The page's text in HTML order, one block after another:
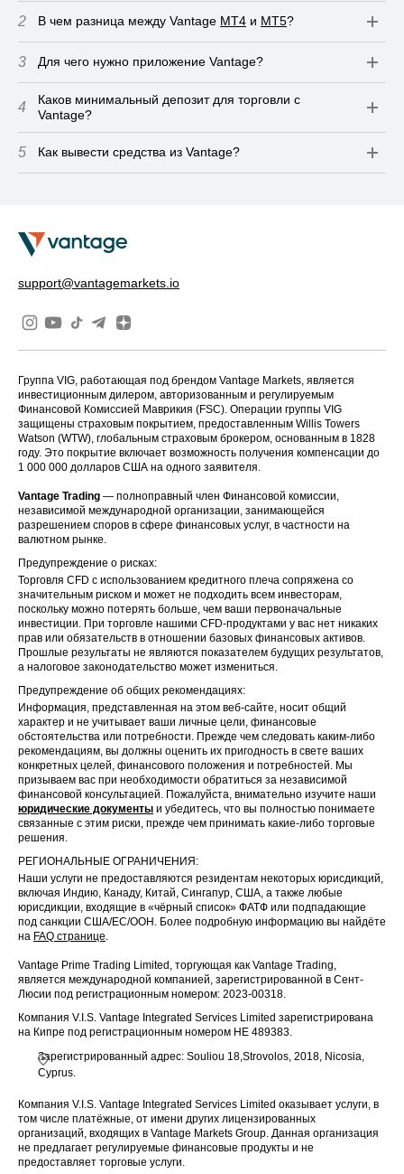
2 В чем разница между Vantage MT4 и MT5?
3 Для чего нужно приложение Vantage?
4
Каков минимальный депозит для торговли с
Vantage?
5 Как вывести средства из Vantage?
support@vantagemarkets.io
Группа VIG, работающая под брендом Vantage Markets, является
инвестиционным дилером, авторизованным и регулируемым
Финансовой Комиссией Маврикия (FSC). Операции группы VIG
защищены страховым покрытием, предоставленным Willis Towers
Watson (WTW), глобальным страховым брокером, основанным в 1828
году. Это покрытие включает возможность получения компенсации до
1 000 000 долларов США на одного заявителя.
Vantage Trading — полноправный член Финансовой комиссии,
независимой международной организации, занимающейся
разрешением споров в сфере финансовых услуг, в частности на
валютном рынке.
Предупреждение о рисках:
Торговля CFD с использованием кредитного плеча сопряжена со
значительным риском и может не подходить всем инвесторам,
поскольку можно потерять больше, чем ваши первоначальные
инвестиции. При торговле нашими CFD-продуктами у вас нет никаких
прав или обязательств в отношении базовых финансовых активов.
Прошлые результаты не являются показателем будущих результатов,
а налоговое законодательство может измениться.
Предупреждение об общих рекомендациях:
Информация, представленная на этом веб-сайте, носит общий
характер и не учитывает ваши личные цели, финансовые
обстоятельства или потребности. Прежде чем следовать каким-либо
рекомендациям, вы должны оценить их пригодность в свете ваших
конкретных целей, финансового положения и потребностей. Мы
призываем вас при необходимости обратиться за независимой
финансовой консультацией. Пожалуйста, внимательно изучите наши
юридические документы и убедитесь, что вы полностью понимаете
связанные с этим риски, прежде чем принимать какие-либо торговые
решения.
РЕГИОНАЛЬНЫЕ ОГРАНИЧЕНИЯ:
Наши услуги не предоставляются резидентам некоторых юрисдикций,
включая Индию, Канаду, Китай, Сингапур, США, а также любые
юрисдикции, входящие в «чёрный список» ФАТФ или подпадающие
под санкции США/ЕС/ООН. Более подробную информацию вы найдёте
на FAQ странице.
Vantage Prime Trading Limited, торгующая как Vantage Trading,
является международной компанией, зарегистрированной в Сент-
Люсии под регистрационным номером: 2023-00318.
Компания V.I.S. Vantage Integrated Services Limited зарегистрирована
на Кипре под регистрационным номером HE 489383.
Зарегистрированный адрес: Souliou 18,Strovolos, 2018, Nicosia,
Cyprus.
Компания V.I.S. Vantage Integrated Services Limited оказывает услуги, в
том числе платёжные, от имени других лицензированных
организаций, входящих в Vantage Markets Group. Данная организация
не предлагает регулируемые финансовые продукты и не
предоставляет торговые услуги.